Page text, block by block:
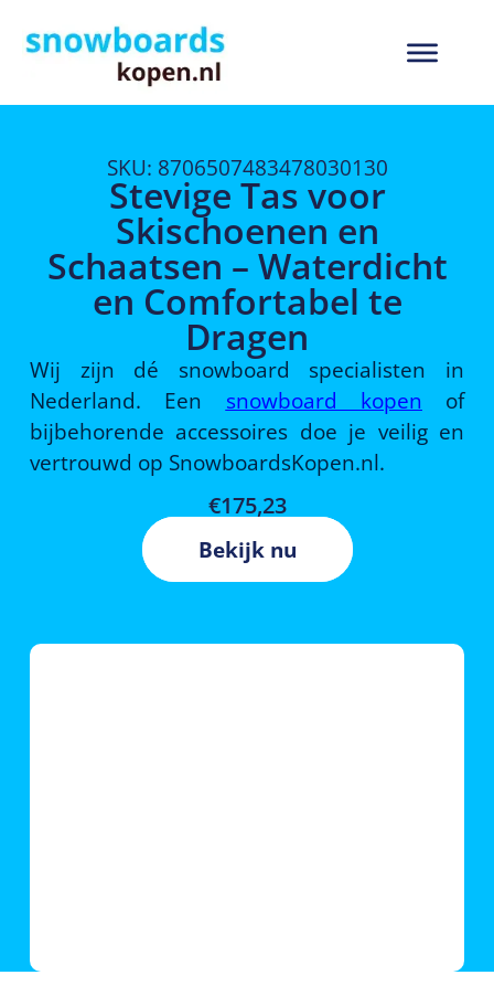
SKU: 8706507483478030130
Stevige Tas voor
Skischoenen en
Schaatsen – Waterdicht
en Comfortabel te
Dragen
Wij zijn dé snowboard specialisten in
Nederland. Een snowboard kopen of
bijbehorende accessoires doe je veilig en
vertrouwd op SnowboardsKopen.nl.
€175,23
Bekijk nu